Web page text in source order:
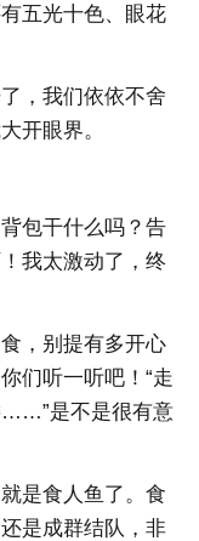
五光十色、眼花
，我们依依不舍
开眼界。
包干什么吗？告
我太激动了，终
，别提有多开心
们听一听吧！“走
……”是不是很有意
是食人鱼了。食
是成群结队，非